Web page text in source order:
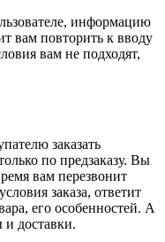
информацию
вам повторить к вводу
вам не подходят,
заказать
по предзаказу. Вы
вам перезвонит
заказа, ответит
его особенностей. А
и доставки.